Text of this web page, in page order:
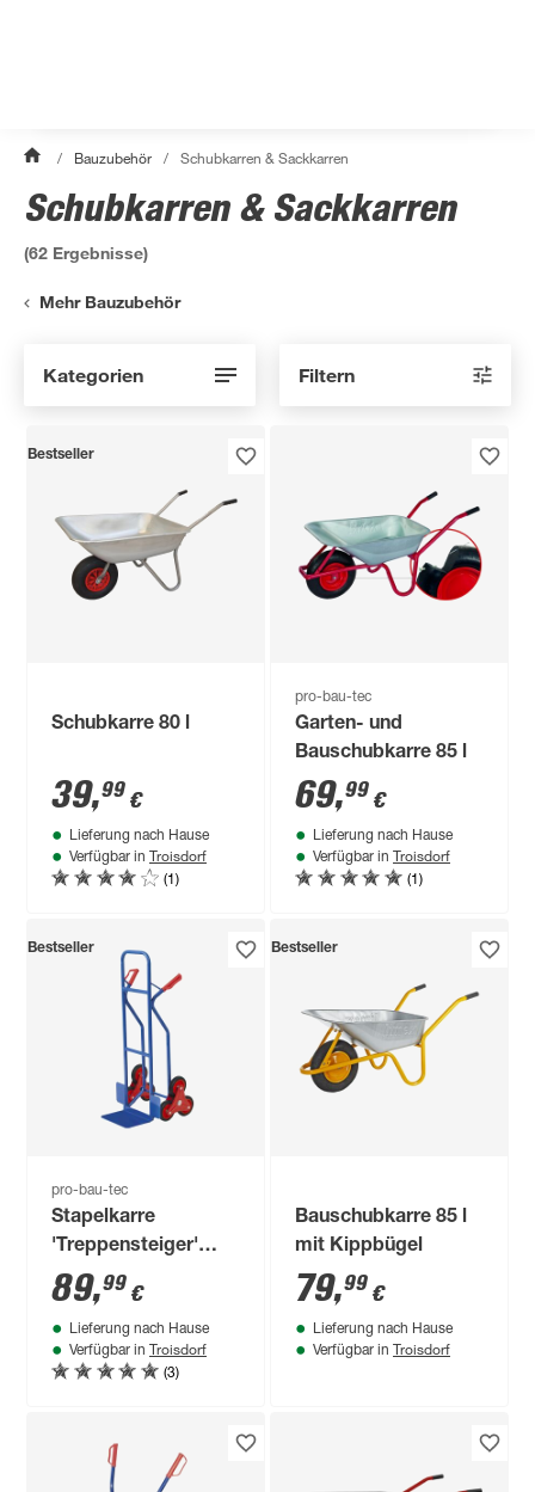
/ Bauzubehör / Schubkarren & Sackkarren
Schubkarren & Sackkarren
(62 Ergebnisse)
Mehr Bauzubehör
Kategorien Filtern
Bestseller
Schubkarre 80 l
39,99 €
Lieferung nach Hause
Verfügbar in Troisdorf
(1)
pro-bau-tec
Garten- und
Bauschubkarre 85 l
69,99 €
Lieferung nach Hause
Verfügbar in Troisdorf
(1)
Bestseller
pro-bau-tec
Stapelkarre
'Treppensteiger'
blau maximal 150 kg
89,99 €
Lieferung nach Hause
Verfügbar in Troisdorf
(3)
Bestseller
Bauschubkarre 85 l
mit Kippbügel
79,99 €
Lieferung nach Hause
Verfügbar in Troisdorf